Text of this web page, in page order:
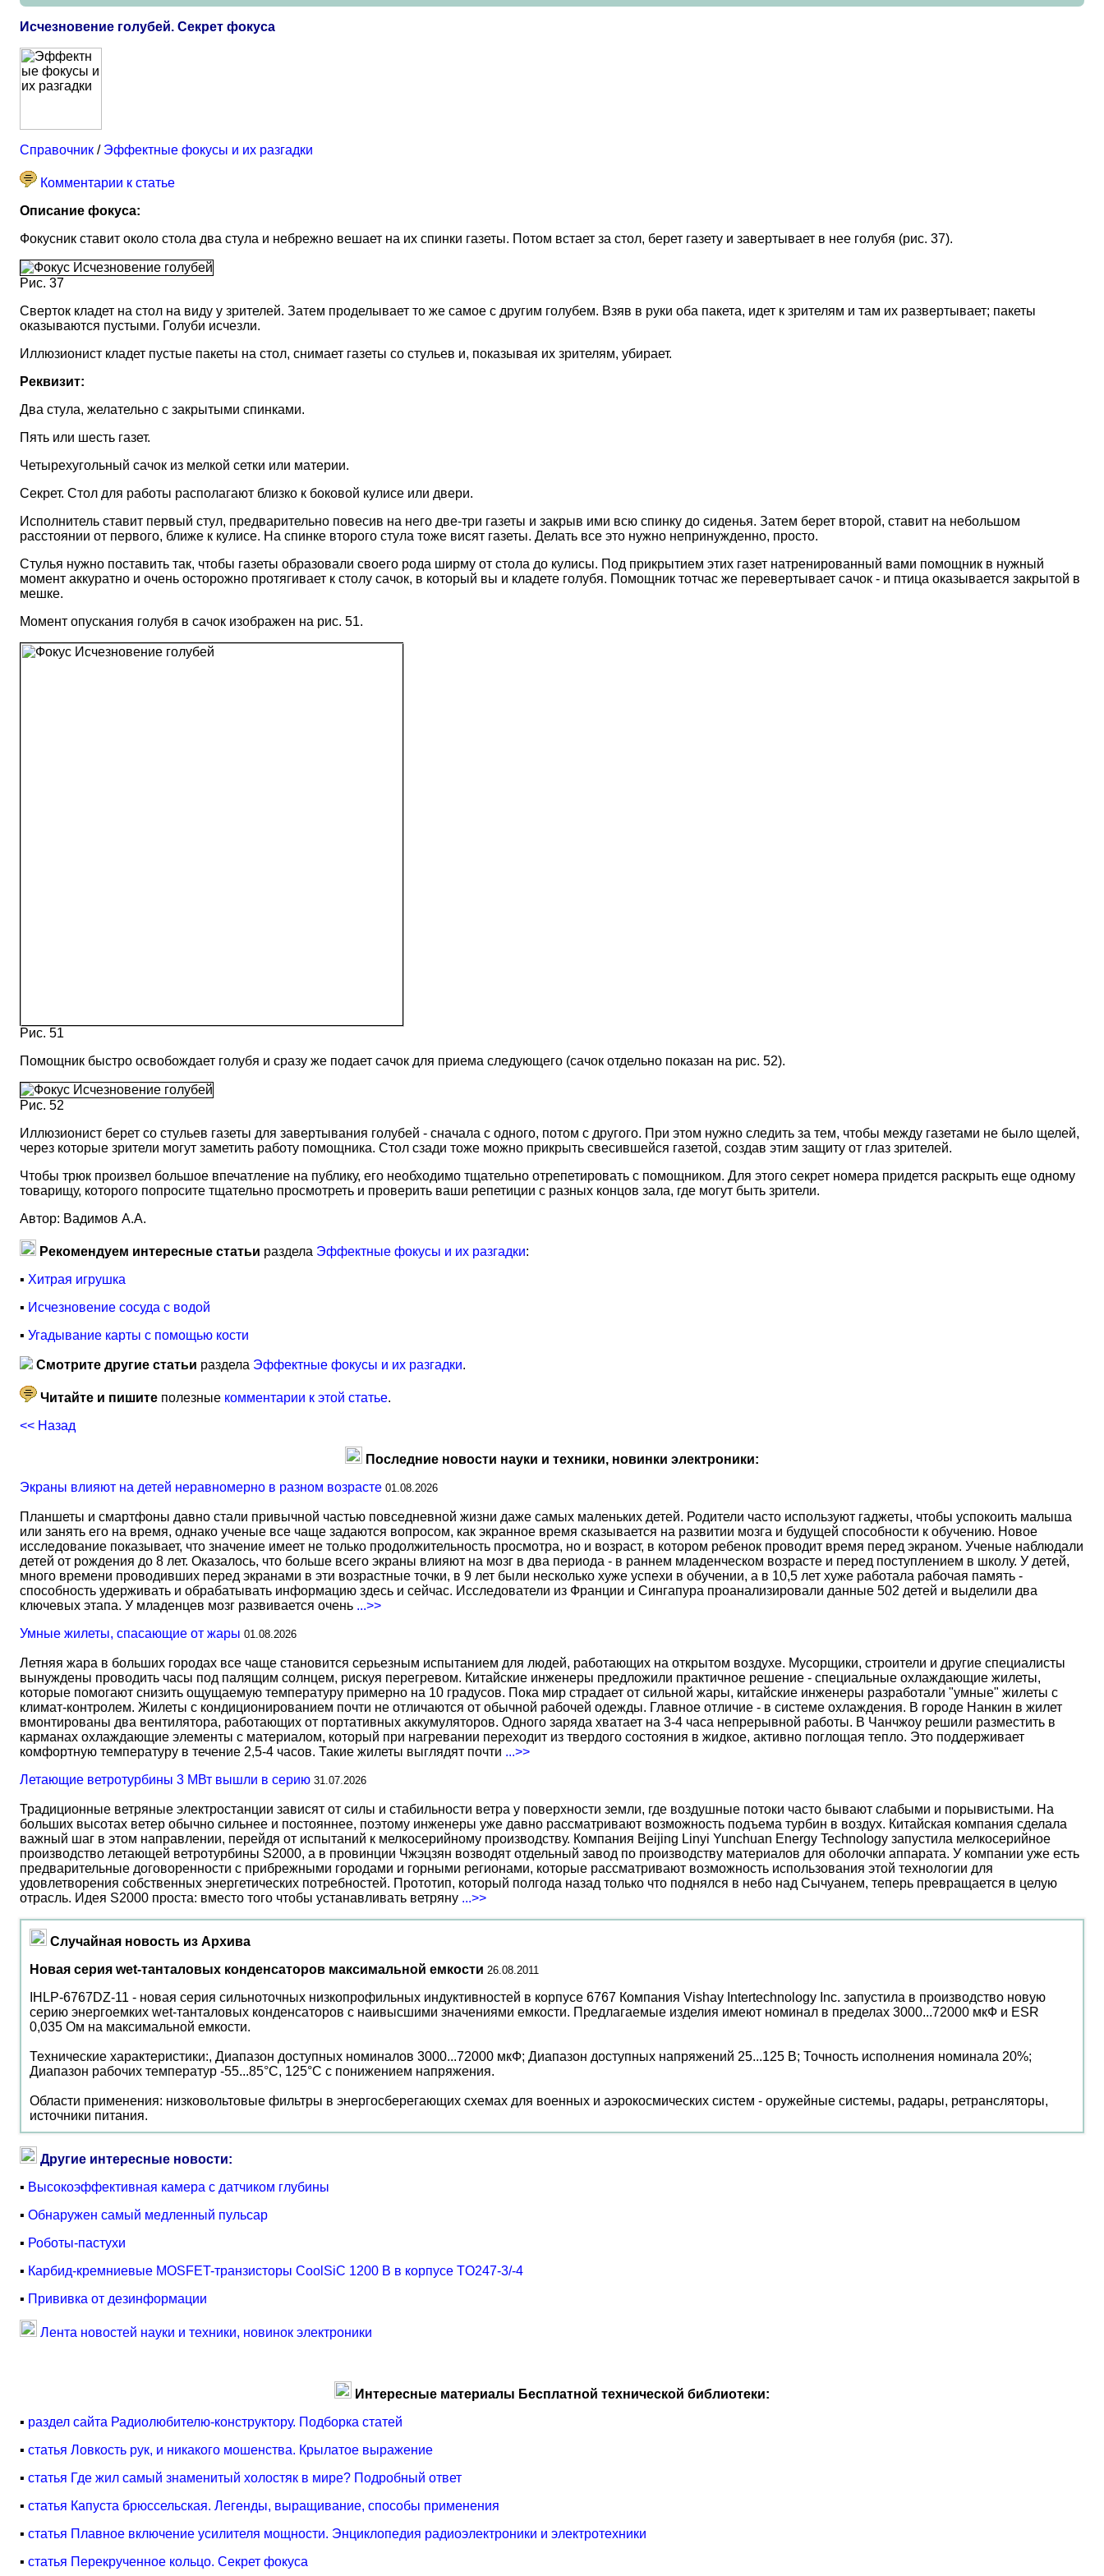
Исчезновение голубей. Секрет фокуса
Справочник / Эффектные фокусы и их разгадки
Комментарии к статье
Описание фокуса:
Фокусник ставит около стола два стула и небрежно вешает на их спинки газеты. Потом встает за стол, берет газету и завертывает в нее голубя (рис. 37).
Рис. 37
Сверток кладет на стол на виду у зрителей. Затем проделывает то же самое с другим голубем. Взяв в руки оба пакета, идет к зрителям и там их развертывает; пакеты
оказываются пустыми. Голуби исчезли.
Иллюзионист кладет пустые пакеты на стол, снимает газеты со стульев и, показывая их зрителям, убирает.
Реквизит:
Два стула, желательно с закрытыми спинками.
Пять или шесть газет.
Четырехугольный сачок из мелкой сетки или материи.
Секрет. Стол для работы располагают близко к боковой кулисе или двери.
Исполнитель ставит первый стул, предварительно повесив на него две-три газеты и закрыв ими всю спинку до сиденья. Затем берет второй, ставит на небольшом
расстоянии от первого, ближе к кулисе. На спинке второго стула тоже висят газеты. Делать все это нужно непринужденно, просто.
Стулья нужно поставить так, чтобы газеты образовали своего рода ширму от стола до кулисы. Под прикрытием этих газет натренированный вами помощник в нужный
момент аккуратно и очень осторожно протягивает к столу сачок, в который вы и кладете голубя. Помощник тотчас же перевертывает сачок - и птица оказывается закрытой в
мешке.
Момент опускания голубя в сачок изображен на рис. 51.
Рис. 51
Помощник быстро освобождает голубя и сразу же подает сачок для приема следующего (сачок отдельно показан на рис. 52).
Рис. 52
Иллюзионист берет со стульев газеты для завертывания голубей - сначала с одного, потом с другого. При этом нужно следить за тем, чтобы между газетами не было щелей,
через которые зрители могут заметить работу помощника. Стол сзади тоже можно прикрыть свесившейся газетой, создав этим защиту от глаз зрителей.
Чтобы трюк произвел большое впечатление на публику, его необходимо тщательно отрепетировать с помощником. Для этого секрет номера придется раскрыть еще одному
товарищу, которого попросите тщательно просмотреть и проверить ваши репетиции с разных концов зала, где могут быть зрители.
Автор: Вадимов А.А.
Рекомендуем интересные статьи раздела Эффектные фокусы и их разгадки:
▪ Хитрая игрушка
▪ Исчезновение сосуда с водой
▪ Угадывание карты с помощью кости
Смотрите другие статьи раздела Эффектные фокусы и их разгадки.
Читайте и пишите полезные комментарии к этой статье.
<< Назад
Последние новости науки и техники, новинки электроники:
Экраны влияют на детей неравномерно в разном возрасте 01.08.2026
Планшеты и смартфоны давно стали привычной частью повседневной жизни даже самых маленьких детей. Родители часто используют гаджеты, чтобы успокоить малыша
или занять его на время, однако ученые все чаще задаются вопросом, как экранное время сказывается на развитии мозга и будущей способности к обучению. Новое
исследование показывает, что значение имеет не только продолжительность просмотра, но и возраст, в котором ребенок проводит время перед экраном. Ученые наблюдали
детей от рождения до 8 лет. Оказалось, что больше всего экраны влияют на мозг в два периода - в раннем младенческом возрасте и перед поступлением в школу. У детей,
много времени проводивших перед экранами в эти возрастные точки, в 9 лет были несколько хуже успехи в обучении, а в 10,5 лет хуже работала рабочая память -
способность удерживать и обрабатывать информацию здесь и сейчас. Исследователи из Франции и Сингапура проанализировали данные 502 детей и выделили два
ключевых этапа. У младенцев мозг развивается очень ...>>
Умные жилеты, спасающие от жары 01.08.2026
Летняя жара в больших городах все чаще становится серьезным испытанием для людей, работающих на открытом воздухе. Мусорщики, строители и другие специалисты
вынуждены проводить часы под палящим солнцем, рискуя перегревом. Китайские инженеры предложили практичное решение - специальные охлаждающие жилеты,
которые помогают снизить ощущаемую температуру примерно на 10 градусов. Пока мир страдает от сильной жары, китайские инженеры разработали "умные" жилеты с
климат-контролем. Жилеты с кондиционированием почти не отличаются от обычной рабочей одежды. Главное отличие - в системе охлаждения. В городе Нанкин в жилет
вмонтированы два вентилятора, работающих от портативных аккумуляторов. Одного заряда хватает на 3-4 часа непрерывной работы. В Чанчжоу решили разместить в
карманах охлаждающие элементы с материалом, который при нагревании переходит из твердого состояния в жидкое, активно поглощая тепло. Это поддерживает
комфортную температуру в течение 2,5-4 часов. Такие жилеты выглядят почти ...>>
Летающие ветротурбины 3 МВт вышли в серию 31.07.2026
Традиционные ветряные электростанции зависят от силы и стабильности ветра у поверхности земли, где воздушные потоки часто бывают слабыми и порывистыми. На
больших высотах ветер обычно сильнее и постояннее, поэтому инженеры уже давно рассматривают возможность подъема турбин в воздух. Китайская компания сделала
важный шаг в этом направлении, перейдя от испытаний к мелкосерийному производству. Компания Beijing Linyi Yunchuan Energy Technology запустила мелкосерийное
производство летающей ветротурбины S2000, а в провинции Чжэцзян возводят отдельный завод по производству материалов для оболочки аппарата. У компании уже есть
предварительные договоренности с прибрежными городами и горными регионами, которые рассматривают возможность использования этой технологии для
удовлетворения собственных энергетических потребностей. Прототип, который полгода назад только что поднялся в небо над Сычуанем, теперь превращается в целую
отрасль. Идея S2000 проста: вместо того чтобы устанавливать ветряну ...>>
Случайная новость из Архива
Новая серия wet-танталовых конденсаторов максимальной емкости 26.08.2011
IHLP-6767DZ-11 - новая серия сильноточных низкопрофильных индуктивностей в корпусе 6767 Компания Vishay Intertechnology Inc. запустила в производство новую
серию энергоемких wet-танталовых конденсаторов с наивысшими значениями емкости. Предлагаемые изделия имеют номинал в пределах 3000...72000 мкФ и ESR
0,035 Ом на максимальной емкости.
Технические характеристики:, Диапазон доступных номиналов 3000...72000 мкФ; Диапазон доступных напряжений 25...125 В; Точность исполнения номинала 20%;
Диапазон рабочих температур -55...85°C, 125°C с понижением напряжения.
Области применения: низковольтовые фильтры в энергосберегающих схемах для военных и аэрокосмических систем - оружейные системы, радары, ретрансляторы,
источники питания.
Другие интересные новости:
▪ Высокоэффективная камера с датчиком глубины
▪ Обнаружен самый медленный пульсар
▪ Роботы-пастухи
▪ Карбид-кремниевые MOSFET-транзисторы CoolSiC 1200 В в корпусе TO247-3/-4
▪ Прививка от дезинформации
Лента новостей науки и техники, новинок электроники
Интересные материалы Бесплатной технической библиотеки:
▪ раздел сайта Радиолюбителю-конструктору. Подборка статей
▪ статья Ловкость рук, и никакого мошенства. Крылатое выражение
▪ статья Где жил самый знаменитый холостяк в мире? Подробный ответ
▪ статья Капуста брюссельская. Легенды, выращивание, способы применения
▪ статья Плавное включение усилителя мощности. Энциклопедия радиоэлектроники и электротехники
▪ статья Перекрученное кольцо. Секрет фокуса